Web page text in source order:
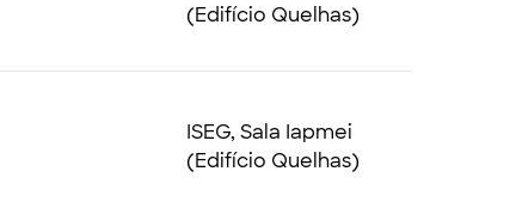
(Edifício Quelhas)
ISEG, Sala Iapmei
(Edifício Quelhas)